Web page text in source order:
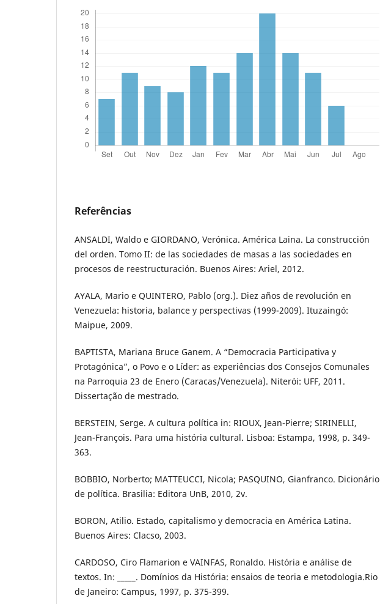
Referências
ANSALDI, Waldo e GIORDANO, Verónica. América Laina. La construcción
del orden. Tomo II: de las sociedades de masas a las sociedades en
procesos de reestructuración. Buenos Aires: Ariel, 2012.
AYALA, Mario e QUINTERO, Pablo (org.). Diez años de revolución en
Venezuela: historia, balance y perspectivas (1999-2009). Ituzaingó:
Maipue, 2009.
BAPTISTA, Mariana Bruce Ganem. A “Democracia Participativa y
Protagónica”, o Povo e o Líder: as experiências dos Consejos Comunales
na Parroquia 23 de Enero (Caracas/Venezuela). Niterói: UFF, 2011.
Dissertação de mestrado.
BERSTEIN, Serge. A cultura política in: RIOUX, Jean-Pierre; SIRINELLI,
Jean-François. Para uma história cultural. Lisboa: Estampa, 1998, p. 349-
363.
BOBBIO, Norberto; MATTEUCCI, Nicola; PASQUINO, Gianfranco. Dicionário
de política. Brasilia: Editora UnB, 2010, 2v.
BORON, Atilio. Estado, capitalismo y democracia en América Latina.
Buenos Aires: Clacso, 2003.
CARDOSO, Ciro Flamarion e VAINFAS, Ronaldo. História e análise de
textos. In: _____. Domínios da História: ensaios de teoria e metodologia.Rio
de Janeiro: Campus, 1997, p. 375-399.